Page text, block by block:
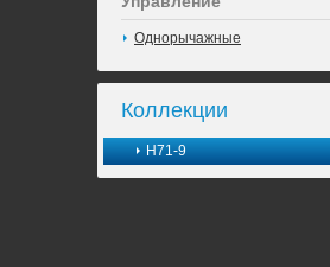
Однорычажные
Коллекции
H71-9